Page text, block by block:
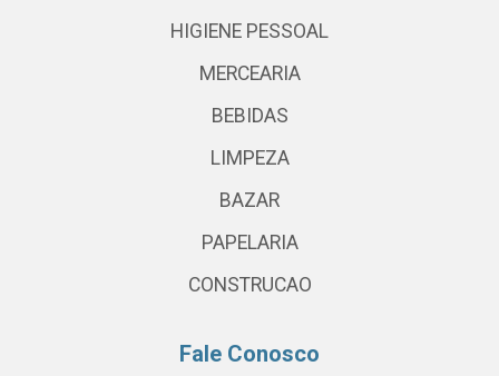
HIGIENE PESSOAL
MERCEARIA
BEBIDAS
LIMPEZA
BAZAR
PAPELARIA
CONSTRUCAO
Fale Conosco